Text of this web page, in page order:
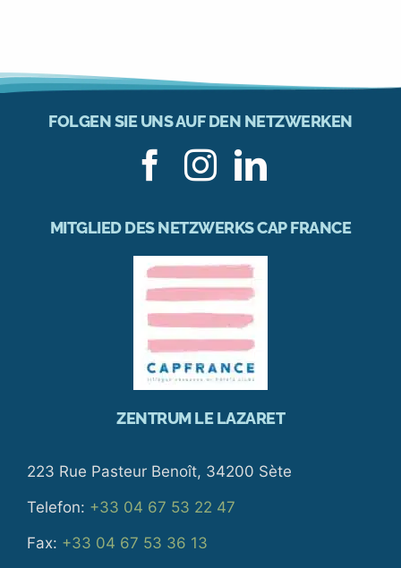
FOLGEN SIE UNS AUF DEN NETZWERKEN
MITGLIED DES NETZWERKS CAP FRANCE
ZENTRUM LE LAZARET
223 Rue Pasteur Benoît, 34200 Sète
Telefon: +33 04 67 53 22 47
Fax: +33 04 67 53 36 13